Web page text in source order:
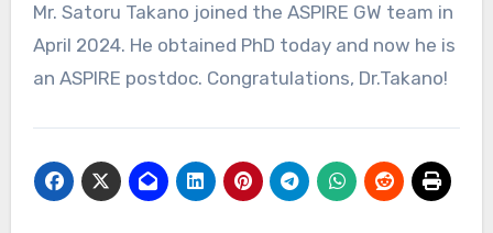
Mr. Satoru Takano joined the ASPIRE GW team in
April 2024. He obtained PhD today and now he is
an ASPIRE postdoc. Congratulations, Dr.Takano!